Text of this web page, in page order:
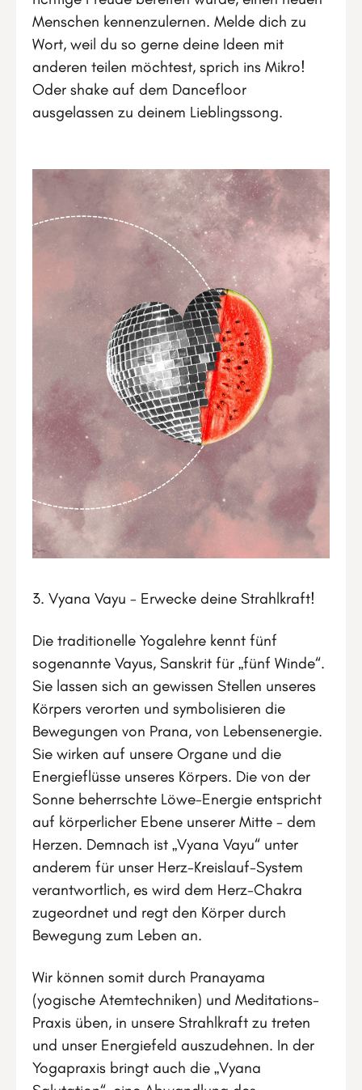
Menschen kennenzulernen. Melde dich zu
Wort, weil du so gerne deine Ideen mit
anderen teilen möchtest, sprich ins Mikro!
Oder shake auf dem Dancefloor
ausgelassen zu deinem Lieblingssong.
3. Vyana Vayu - Erwecke deine Strahlkraft!
Die traditionelle Yogalehre kennt fünf
sogenannte Vayus, Sanskrit für „fünf Winde“.
Sie lassen sich an gewissen Stellen unseres
Körpers verorten und symbolisieren die
Bewegungen von Prana, von Lebensenergie.
Sie wirken auf unsere Organe und die
Energieflüsse unseres Körpers. Die von der
Sonne beherrschte Löwe-Energie entspricht
auf körperlicher Ebene unserer Mitte - dem
Herzen. Demnach ist „Vyana Vayu“ unter
anderem für unser Herz-Kreislauf-System
verantwortlich, es wird dem Herz-Chakra
zugeordnet und regt den Körper durch
Bewegung zum Leben an.
Wir können somit durch Pranayama
(yogische Atemtechniken) und Meditations-
Praxis üben, in unsere Strahlkraft zu treten
und unser Energiefeld auszudehnen. In der
Yogapraxis bringt auch die „Vyana